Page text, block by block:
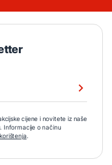
cijene i novitete iz naše
Informacije o načinu
.